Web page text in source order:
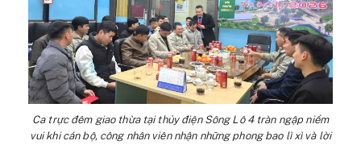
Ca trực đêm giao thừa tại thủy điện Sông Lô 4 tràn ngập niềm
vui khi cán bộ, công nhân viên nhận những phong bao lì xì và lời